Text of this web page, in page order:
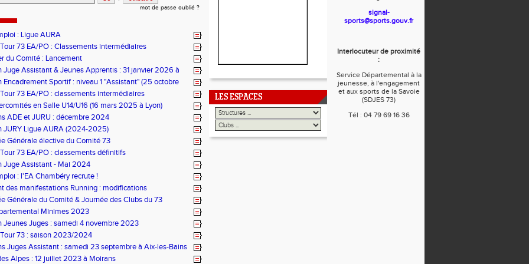
mot de passe oublié ?
: Ligue AURA
73 EA/PO : Classements intermédiaires
du Comité : Lancement
Juge Assistant & Jeunes Apprentis : 31 janvier 2026 à
Encadrement Sportif : niveau 1 "Assistant" (25 octobre
73 EA/PO : classements intermédiaires
en Salle U14/U16 (16 mars 2025 à Lyon)
ADE et JURU : décembre 2024
JURY Ligue AURA (2024-2025)
Générale élective du Comité 73
73 EA/PO : classements définitifs
Juge Assistant - Mai 2024
: l'EA Chambéry recrute !
des manifestations Running : modifications
Générale du Comité & Journée des Clubs du 73
Minimes 2023
Jeunes Juges : samedi 4 novembre 2023
73 : saison 2023/2024
Juges Assistant : samedi 23 septembre à Aix-les-Bains
Alpes : 12 juillet 2023 à Moirans
LES ESPACES
signal-
sports@sports.gouv.fr
Interlocuteur de proximité
:
Service Départemental à la
jeunesse, à l'engagement
et aux sports de la Savoie
(SDJES 73)
Tél : 04 79 69 16 36